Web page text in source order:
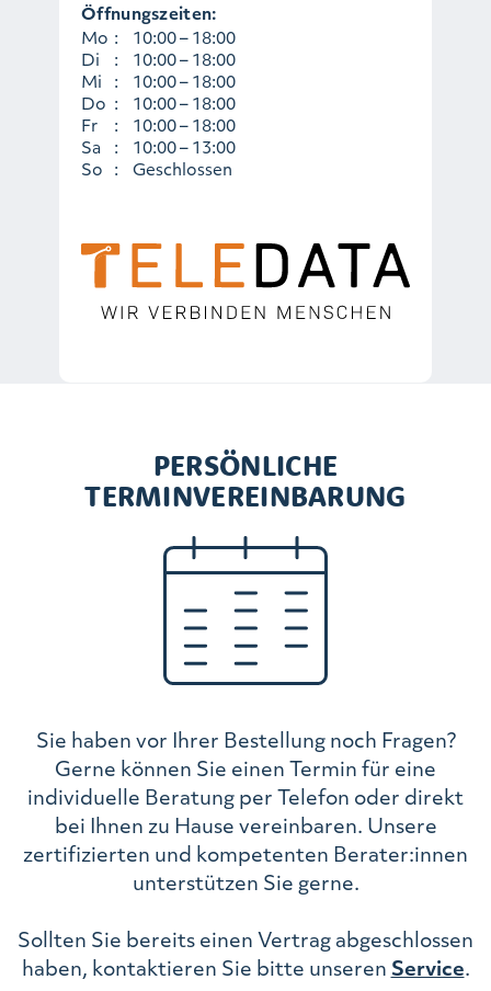
Öffnungszeiten:
Mo :
10:00 – 18:00
Di
:
10:00 – 18:00
Mi :
10:00 – 18:00
Do :
10:00 – 18:00
Fr
:
10:00 – 18:00
Sa :
10:00 – 13:00
So : Geschlossen
PERSÖNLICHE
TERMINVEREINBARUNG
Sie haben vor Ihrer Bestellung noch Fragen?
Gerne können Sie einen Termin für eine
individuelle Beratung per Telefon oder direkt
bei Ihnen zu Hause vereinbaren. Unsere
zertifizierten und kompetenten Berater:innen
unterstützen Sie gerne.
Sollten Sie bereits einen Vertrag abgeschlossen
haben, kontaktieren Sie bitte unseren Service.